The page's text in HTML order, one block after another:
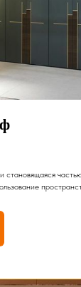
становящаяся